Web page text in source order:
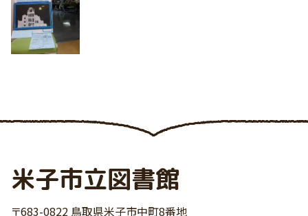
米子市立図書館
〒683-0822 鳥取県米子市中町8番地